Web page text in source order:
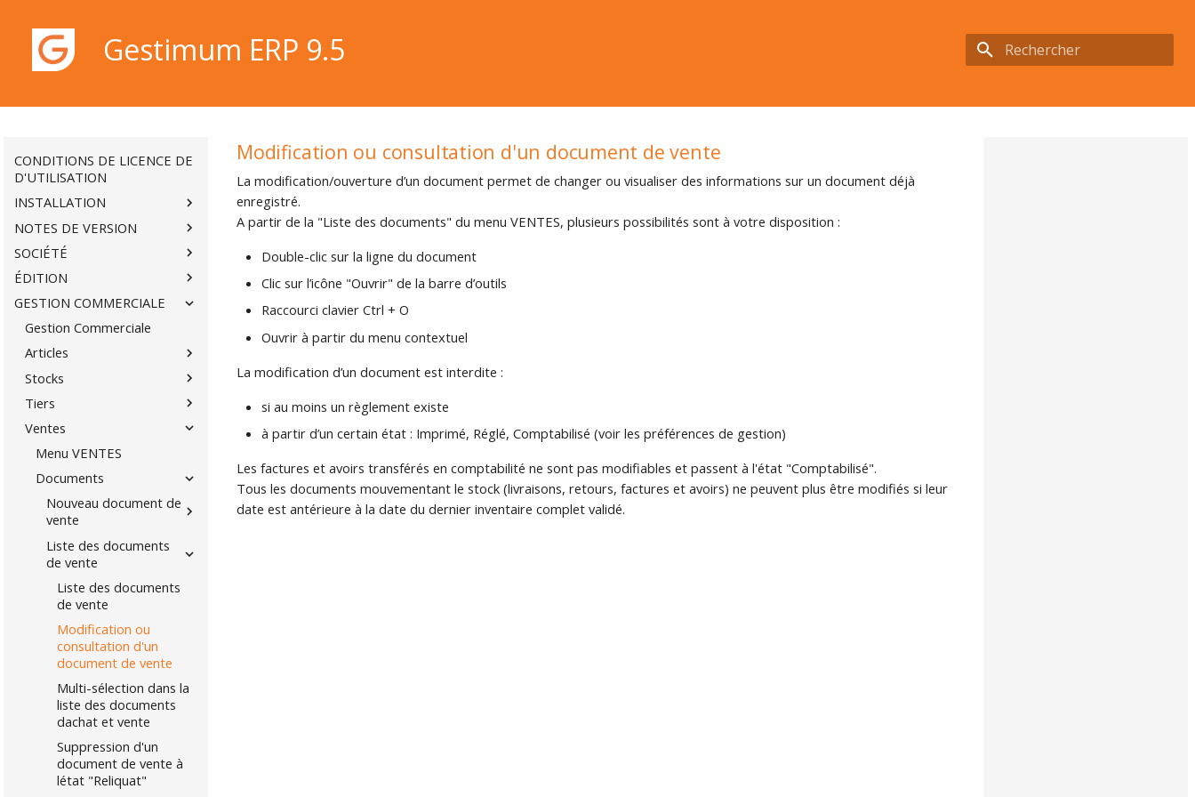
Gestimum ERP 9.5
CONDITIONS DE LICENCE DE
D'UTILISATION
INSTALLATION
NOTES DE VERSION
SOCIÉTÉ
ÉDITION
GESTION COMMERCIALE
Gestion Commerciale
Articles
Stocks
Tiers
Ventes
Menu VENTES
Documents
Nouveau document de
vente
Liste des documents
de vente
Liste des documents
de vente
Modification ou
consultation d'un
document de vente
Multi-sélection dans la
liste des documents
dachat et vente
Suppression d'un
document de vente à
létat "Reliquat"
Modification ou consultation d'un document de vente
La modification/ouverture d’un document permet de changer ou visualiser des informations sur un document déjà
enregistré.
A partir de la "Liste des documents" du menu VENTES, plusieurs possibilités sont à votre disposition :
Double-clic sur la ligne du document
Clic sur l’icône "Ouvrir" de la barre d’outils
Raccourci clavier Ctrl + O
Ouvrir à partir du menu contextuel
La modification d’un document est interdite :
si au moins un règlement existe
à partir d’un certain état : Imprimé, Réglé, Comptabilisé (voir les préférences de gestion)
Les factures et avoirs transférés en comptabilité ne sont pas modifiables et passent à l'état "Comptabilisé".
Tous les documents mouvementant le stock (livraisons, retours, factures et avoirs) ne peuvent plus être modifiés si leur
date est antérieure à la date du dernier inventaire complet validé.